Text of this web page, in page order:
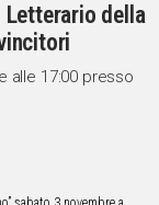
della
alle 17:00 presso